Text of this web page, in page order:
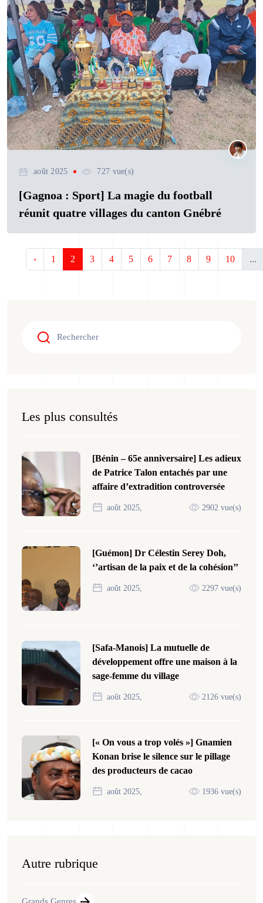
août 2025 727 vue(s)
[Gagnoa : Sport] La magie du football
réunit quatre villages du canton Gnébré
‹ 1 2 3 4 5 6 7 8 9 10 ...
Les plus consultés
[Bénin – 65e anniversaire] Les adieux
de Patrice Talon entachés par une
affaire d’extradition controversée
août 2025, 2902 vue(s)
[Guémon] Dr Célestin Serey Doh,
‘’artisan de la paix et de la cohésion’’
août 2025, 2297 vue(s)
[Safa-Manois] La mutuelle de
développement offre une maison à la
sage-femme du village
août 2025, 2126 vue(s)
[« On vous a trop volés »] Gnamien
Konan brise le silence sur le pillage
des producteurs de cacao
août 2025, 1936 vue(s)
Autre rubrique